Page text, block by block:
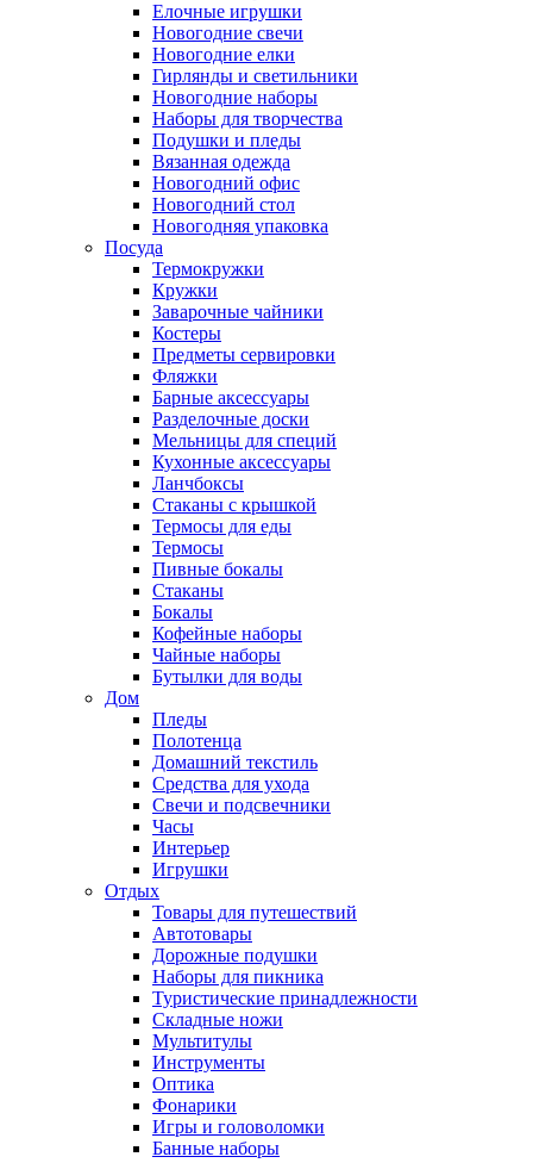
Елочные игрушки
Новогодние свечи
Новогодние елки
Гирлянды и светильники
Новогодние наборы
Наборы для творчества
Подушки и пледы
Вязанная одежда
Новогодний офис
Новогодний стол
Новогодняя упаковка
Посуда
Термокружки
Кружки
Заварочные чайники
Костеры
Предметы сервировки
Фляжки
Барные аксессуары
Разделочные доски
Мельницы для специй
Кухонные аксессуары
Ланчбоксы
Стаканы с крышкой
Термосы для еды
Термосы
Пивные бокалы
Стаканы
Бокалы
Кофейные наборы
Чайные наборы
Бутылки для воды
Дом
Пледы
Полотенца
Домашний текстиль
Средства для ухода
Свечи и подсвечники
Часы
Интерьер
Игрушки
Отдых
Товары для путешествий
Автотовары
Дорожные подушки
Наборы для пикника
Туристические принадлежности
Складные ножи
Мультитулы
Инструменты
Оптика
Фонарики
Игры и головоломки
Банные наборы